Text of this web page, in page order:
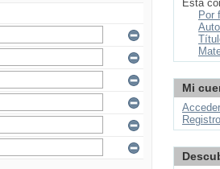
Esta
Por
Mi
Acceder
Registro